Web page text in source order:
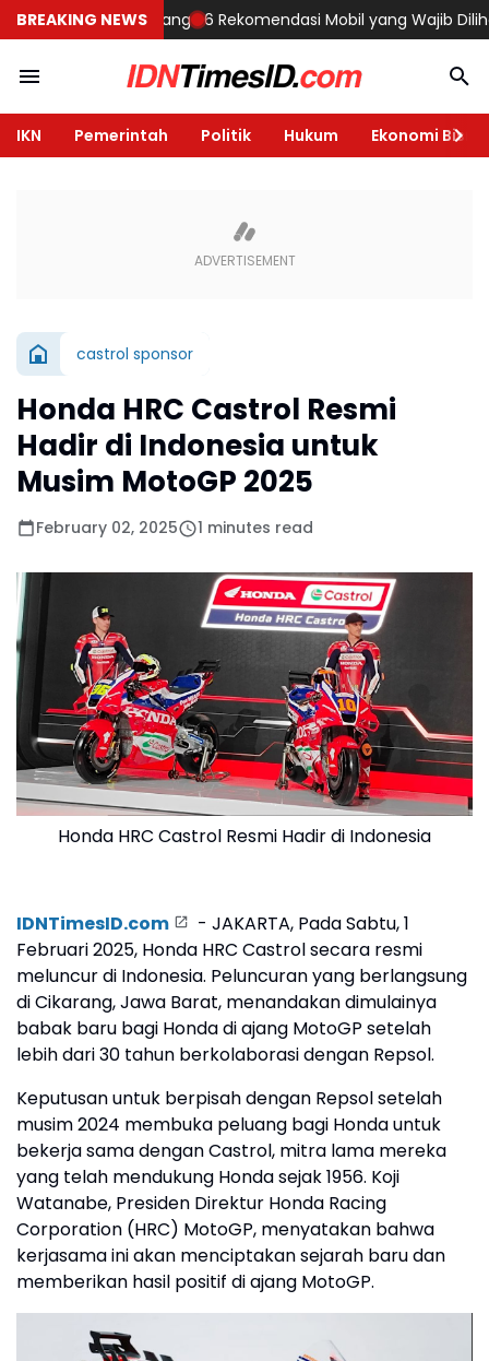
BREAKING NEWS
di Semarang 6 Rekomendasi Mobil yang Wajib Dilihat di
IKN Pemerintah Politik Hukum Ekonomi Bisnis
castrol sponsor
Honda HRC Castrol Resmi
Hadir di Indonesia untuk
Musim MotoGP 2025
February 02, 2025 1 minutes read
Honda HRC Castrol Resmi Hadir di Indonesia
IDNTimesID.com
- JAKARTA, Pada Sabtu, 1
Februari 2025, Honda HRC Castrol secara resmi
meluncur di Indonesia. Peluncuran yang berlangsung
di Cikarang, Jawa Barat, menandakan dimulainya
babak baru bagi Honda di ajang MotoGP setelah
lebih dari 30 tahun berkolaborasi dengan Repsol.
Keputusan untuk berpisah dengan Repsol setelah
musim 2024 membuka peluang bagi Honda untuk
bekerja sama dengan Castrol, mitra lama mereka
yang telah mendukung Honda sejak 1956. Koji
Watanabe, Presiden Direktur Honda Racing
Corporation (HRC) MotoGP, menyatakan bahwa
kerjasama ini akan menciptakan sejarah baru dan
memberikan hasil positif di ajang MotoGP.